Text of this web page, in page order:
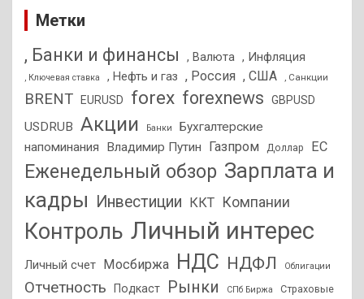
Метки
, Банки и финансы , Валюта , Инфляция
, Ключевая ставка , Нефть и газ , Россия , США , Санкции
BRENT EURUSD forex forexnews GBPUSD
USDRUB Акции Банки
Бухгалтерские
напоминания
Владимир Путин Газпром Доллар ЕС
Еженедельный обзор Зарплата и
кадры
Инвестиции ККТ Компании
Контроль Личный интерес
Личный счет Мосбиржа НДС НДФЛ Облигации
Отчетность Подкаст Рынки СПб Биржа Страховые